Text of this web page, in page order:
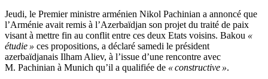
Jeudi, le Premier ministre arménien Nikol Pachinian a annoncé que
l’Arménie avait remis à l’Azerbaïdjan son projet du traité de paix
visant à mettre fin au conflit entre ces deux Etats voisins. Bakou «
étudie » ces propositions, a déclaré samedi le président
azerbaïdjanais Ilham Aliev, à l’issue d’une rencontre avec
M. Pachinian à Munich qu’il a qualifiée de « constructive ».